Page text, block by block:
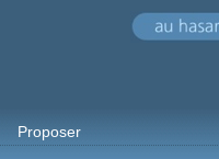
Proposer